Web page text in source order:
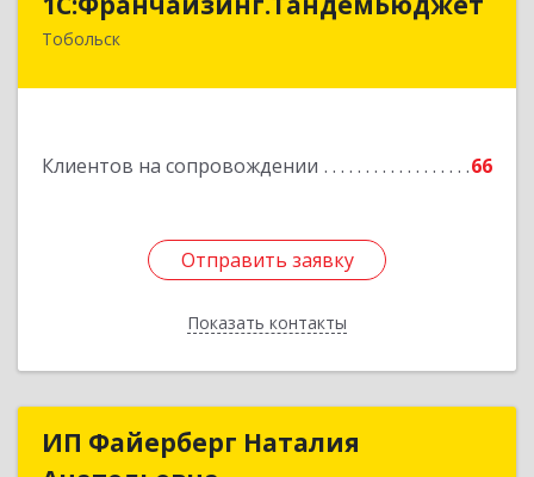
Тобольск
Клиентов на сопровождении 66
Отправить заявку
Показать контакты
Отправить заявку
Назад
ИП Файерберг Наталия
ИП Файерберг Наталия